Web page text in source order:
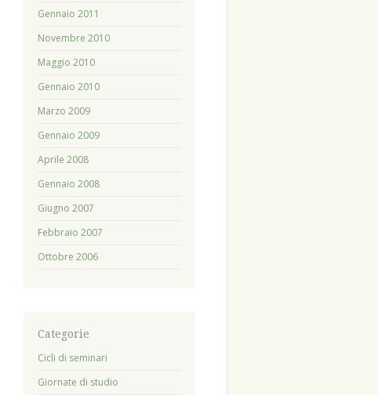
Gennaio 2011
Novembre 2010
Maggio 2010
Gennaio 2010
Marzo 2009
Gennaio 2009
Aprile 2008
Gennaio 2008
Giugno 2007
Febbraio 2007
Ottobre 2006
Categorie
Cicli di seminari
Giornate di studio